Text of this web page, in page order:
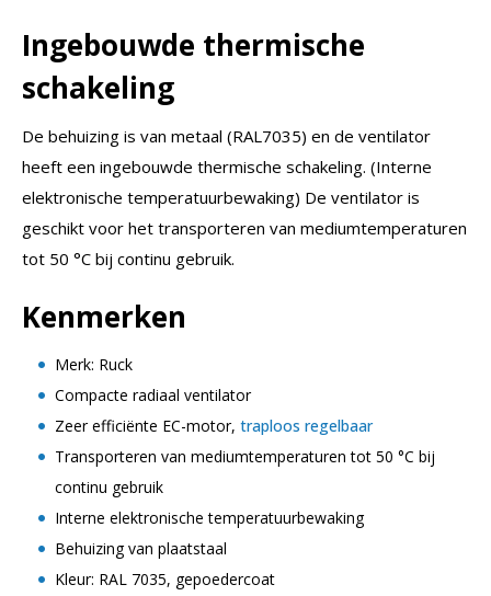
Ingebouwde thermische
schakeling
De behuizing is van metaal (RAL7035) en de ventilator
heeft een ingebouwde thermische schakeling. (Interne
elektronische temperatuurbewaking) De ventilator is
geschikt voor het transporteren van mediumtemperaturen
tot 50 °C bij continu gebruik.
Kenmerken
Merk: Ruck
Compacte radiaal ventilator
Zeer efficiënte EC-motor, traploos regelbaar
Transporteren van mediumtemperaturen tot 50 °C bij
continu gebruik
Interne elektronische temperatuurbewaking
Behuizing van plaatstaal
Kleur: RAL 7035, gepoedercoat